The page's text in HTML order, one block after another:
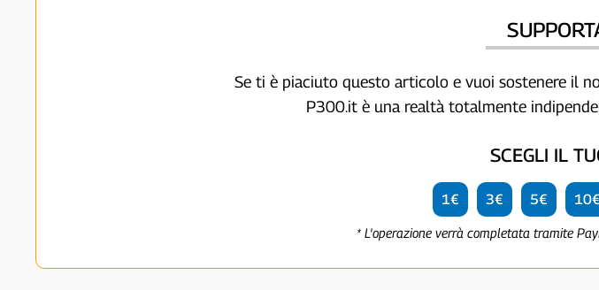
Se ti è piaciuto questo articolo e vuoi sostenere il
P300.it è una realtà totalmente
SCEGLI IL
1€ 3€ 5€ 10€
* L'operazione verrà completata tramite